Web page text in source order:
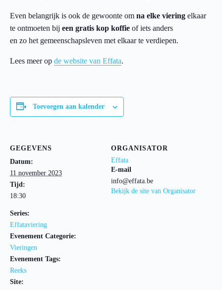
Even belangrijk is ook de gewoonte om na elke viering elkaar
te ontmoeten bij een gratis kop koffie of iets anders
en zo het gemeenschapsleven met elkaar te verdiepen.
Lees meer op de website van Effata.
Toevoegen aan kalender
GEGEVENS
Datum:
11 november 2023
Tijd:
18:30
Series:
Effataviering
Evenement Categorie:
Vieringen
Evenement Tags:
Reeks
Site:
ORGANISATOR
Effata
E-mail
info@effata.be
Bekijk de site van Organisator